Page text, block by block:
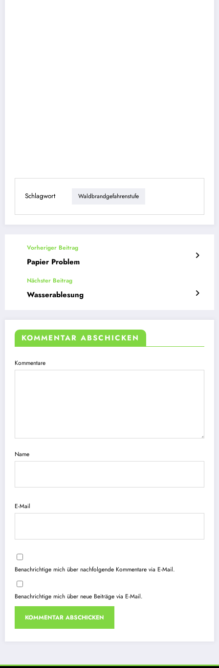
Schlagwort Waldbrandgefahrenstufe
Vorheriger Beitrag
Papier Problem
Nächster Beitrag
Wasserablesung
KOMMENTAR ABSCHICKEN
Kommentare
Name
E-Mail
Benachrichtige mich über nachfolgende Kommentare via E-Mail.
Benachrichtige mich über neue Beiträge via E-Mail.